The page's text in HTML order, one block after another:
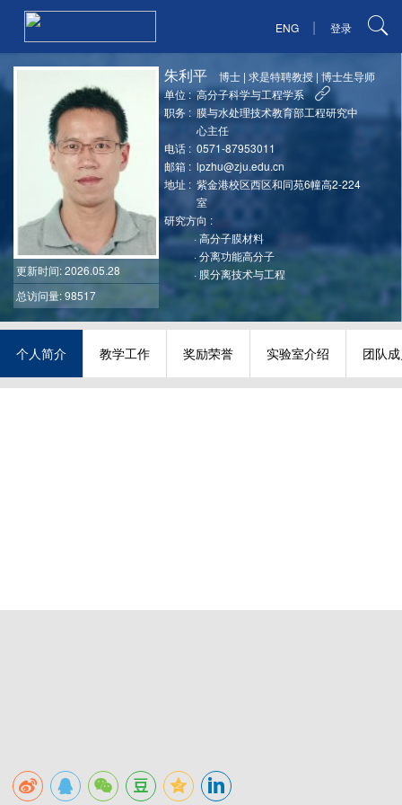
ENG | 登录
更新时间: 2026.05.28
总访问量: 98517
朱利平 博士 |求是特聘教授 |博士生导师
单位 : 高分子科学与工程学系
职务 : 膜与水处理技术教育部工程研究中
心主任
电话 : 0571-87953011
邮箱 : lpzhu@zju.edu.cn
地址 : 紫金港校区西区和同苑6幢高2-224
室
研究方向 :
·高分子膜材料
·分离功能高分子
· 膜分离技术与工程
个人简介 教学工作 奖励荣誉 实验室介绍 团队